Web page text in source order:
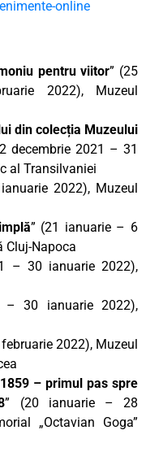
online
pentru viitor” (25
2022), Muzeul
din colecția Muzeului
decembrie 2021 – 31
al Transilvaniei
2022), Muzeul
” (21 ianuarie – 6
Cluj-Napoca
– 30 ianuarie 2022),
– 30 ianuarie 2022),
2022), Muzeul
– primul pas spre
” (20 ianuarie – 28
„Octavian Goga”